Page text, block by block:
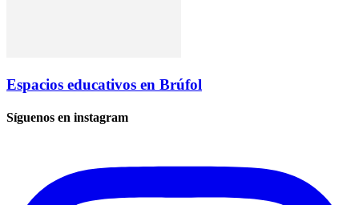
Espacios educativos en Brúfol
Síguenos en instagram